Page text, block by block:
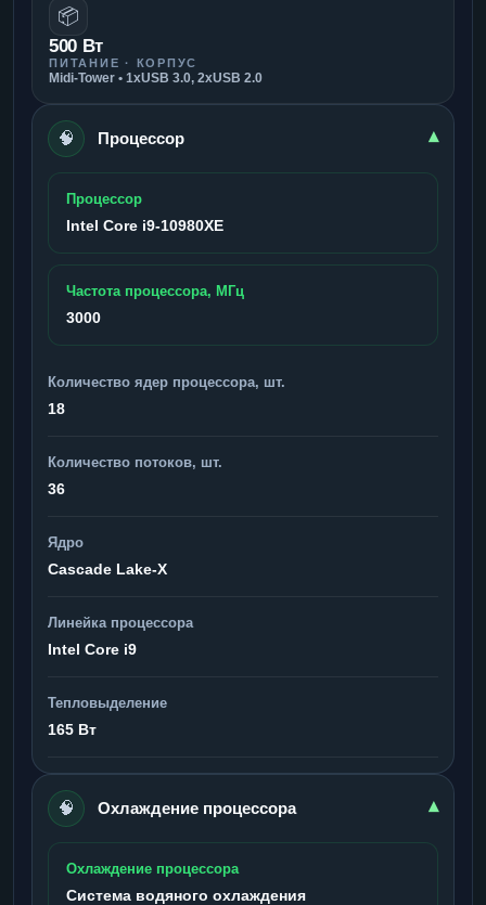
📦
500 Вт
ПИТАНИЕ · КОРПУС
Midi-Tower • 1xUSB 3.0, 2xUSB 2.0
🧠 Процессор ▾
Процессор
Intel Core i9-10980XE
Частота процессора, МГц
3000
Количество ядер процессора, шт.
18
Количество потоков, шт.
36
Ядро
Cascade Lake-X
Линейка процессора
Intel Core i9
Тепловыделение
165 Вт
🧠 Охлаждение процессора ▾
Охлаждение процессора
Система водяного охлаждения